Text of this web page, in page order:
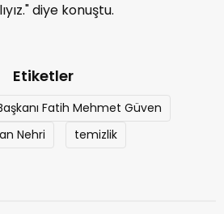
diye konuştu.
Etiketler
Fatih Mehmet Güven
Nehri
temizlik